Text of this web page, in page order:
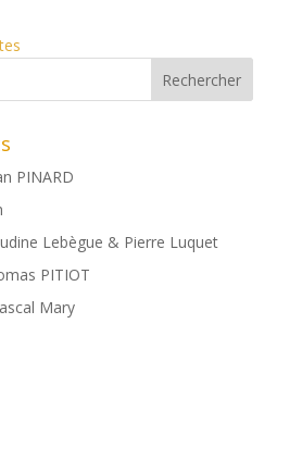
PINARD
Lebègue & Pierre Luquet
PITIOT
Mary